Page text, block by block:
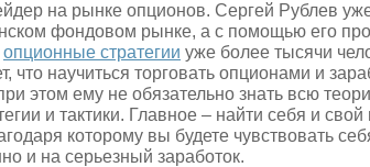
на рынке опционов. Сергей Рублев
фондовом рынке, а с помощью его
опционные стратегии уже более тысячи
что научиться торговать опционами и
этом ему не обязательно знать всю
и тактики. Главное – найти себя и свой
которому вы будете чувствовать
и на серьезный заработок.